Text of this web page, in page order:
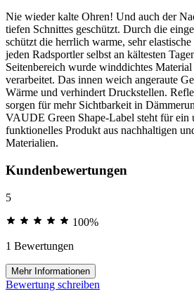
Nie wieder kalte Ohren! Und auch der
tiefen Schnittes geschützt. Durch die
schützt die herrlich warme, sehr
jeden Radsportler selbst an kältesten
Seitenbereich wurde winddichtes
verarbeitet. Das innen weich angeraute
Wärme und verhindert Druckstellen.
sorgen für mehr Sichtbarkeit in
VAUDE Green Shape-Label steht für ein
funktionelles Produkt aus nachhaltigen
Materialien.
Kundenbewertungen
5
100%
1 Bewertungen
Mehr Informationen
Bewertung schreiben